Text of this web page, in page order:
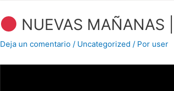
NUEVAS
Deja un comentario / Uncategorized / Por user